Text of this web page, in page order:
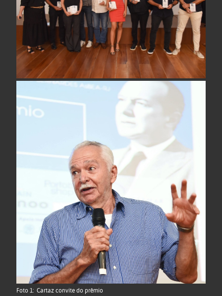
Foto 1: Cartaz convite do prêmio